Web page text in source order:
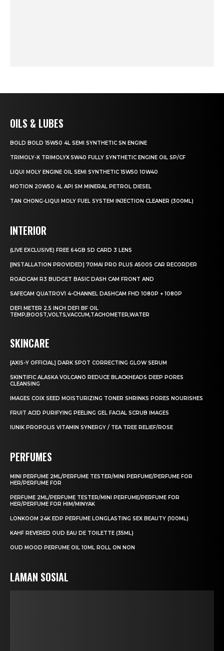
OILS & LUBES
BOLD BOLD 15W50 4L SEMI SYNTHETIC SN ENGINE
TRIMOLY-X TRIMOLYX 5W40 FULLY SYNTHETIC ENGINE OIL SP/CF
LIQUI MOLY ENGINE OIL SEMI SYNTHETIC 15W50 10W40
MOTION 20W50 4L API SM MINERAL PETROL DIESEL
TAN CHONG-LIQUI MOLY FUEL SYSTEM INJECTION CLEANER (300ML)
INTERIOR
(LIVE EXCLUSIVE) FREE 64GB SD CARD 3 LENS
[INSTALLATION PROVIDED] 70MAI PRO PLUS A500S CAR RECORDER
ROADCAM R3 BUDGET BASIC DASH CAM FRONT AND
SAFECAM QUATROV1 4-CHANNEL DASHCAM FHD 1080P + 1080P
DEFI METER 2.5 INCH DEFI BF OIL
TEMP,BOOST,VOLTS,VACCUM,TACHOMETER,WATER
SKINCARE
[AXIS-Y OFFICIAL] DARK SPOT CORRECTING GLOW SERUM
SKINTIFIC ALASKA VOLCANO REDUCE BLACKHEADS DEEP PORES
CLEANSING
IMAGES COIX SEED MOISTURIZING TONER SHRINKS PORES NOURISHES
FRUIT ACID PURIFYING PEELING GEL FACIAL SCRUB IMAGES
IUNIK PROPOLIS VITAMIN SYNERGY / TEA TREE RELIEF/ROSE
PERFUMES
MINI PERFUME 2ML/PERFUME TESTER/MINI PERFUME/PERFUME FOR
HER/PERFUME FOR
PERFUME 2ML/PERFUME TESTER/MINI PERFUME/PERFUME FOR
HER/PERFUME FOR HIM/MINYAK
LONKOOM 24K EDP PERFUME LONGLASTING SEX BEAUTY (100ML)
KAHF REVERED OUD EAU DE TOILETTE (35ML)
OUD MOOD PERFUME OIL 10ML ROLL ON NON
LAMAN SOSIAL